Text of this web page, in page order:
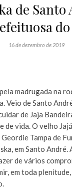
de Santo
16 de dezembro de 2019
madrugada na
Veio de Santo
de Jaja
de vida. O velho
Tampa de
em Santo André.
de vários
em toda